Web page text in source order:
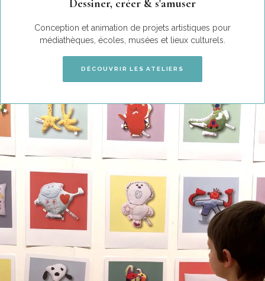
Dessiner, créer & s'amuser
Conception et animation de projets artistiques pour
médiathèques, écoles, musées et lieux culturels.
DÉCOUVRIR LES ATELIERS